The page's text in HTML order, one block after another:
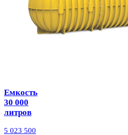
Емкость
30 000
литров
5 023 500